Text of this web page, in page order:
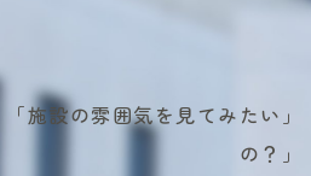
「施設の雰囲気を見てみたい
の？」